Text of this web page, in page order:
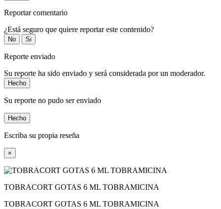
Reportar comentario
¿Está seguro que quiere reportar este contenido?
No Si
Reporte enviado
Su reporte ha sido enviado y será considerada por un moderador.
Hecho
Su reporte no pudo ser enviado
Hecho
Escriba su propia reseña
×
TOBRACORT GOTAS 6 ML TOBRAMICINA
TOBRACORT GOTAS 6 ML TOBRAMICINA